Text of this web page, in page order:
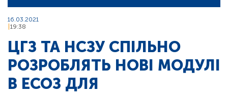
16.03.2021
19:38
ЦГЗ ТА НСЗУ СПІЛЬНО
РОЗРОБЛЯТЬ НОВІ МОДУЛІ
В ЕСОЗ ДЛЯ